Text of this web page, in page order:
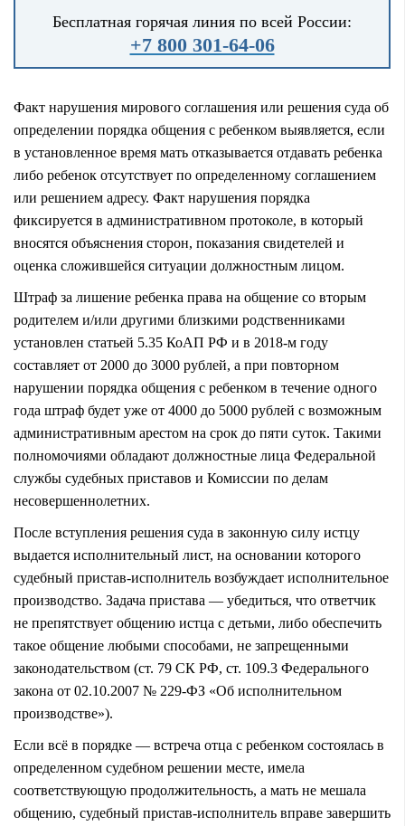
Бесплатная горячая линия по всей России:
+7 800 301-64-06
Факт нарушения мирового соглашения или решения суда об
определении порядка общения с ребенком выявляется, если
в установленное время мать отказывается отдавать ребенка
либо ребенок отсутствует по определенному соглашением
или решением адресу. Факт нарушения порядка
фиксируется в административном протоколе, в который
вносятся объяснения сторон, показания свидетелей и
оценка сложившейся ситуации должностным лицом.
Штраф за лишение ребенка права на общение со вторым
родителем и/или другими близкими родственниками
установлен статьей 5.35 КоАП РФ и в 2018-м году
составляет от 2000 до 3000 рублей, а при повторном
нарушении порядка общения с ребенком в течение одного
года штраф будет уже от 4000 до 5000 рублей с возможным
административным арестом на срок до пяти суток. Такими
полномочиями обладают должностные лица Федеральной
службы судебных приставов и Комиссии по делам
несовершеннолетних.
После вступления решения суда в законную силу истцу
выдается исполнительный лист, на основании которого
судебный пристав-исполнитель возбуждает исполнительное
производство. Задача пристава — убедиться, что ответчик
не препятствует общению истца с детьми, либо обеспечить
такое общение любыми способами, не запрещенными
законодательством (ст. 79 СК РФ, ст. 109.3 Федерального
закона от 02.10.2007 № 229-ФЗ «Об исполнительном
производстве»).
Если всё в порядке — встреча отца с ребенком состоялась в
определенном судебном решении месте, имела
соответствующую продолжительность, а мать не мешала
общению, судебный пристав-исполнитель вправе завершить